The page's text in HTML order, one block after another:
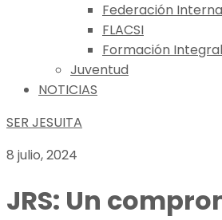
Federación
FLACSI
Formación Integral
Juventud
NOTICIAS
SER JESUITA
8 julio, 2024
JRS: Un